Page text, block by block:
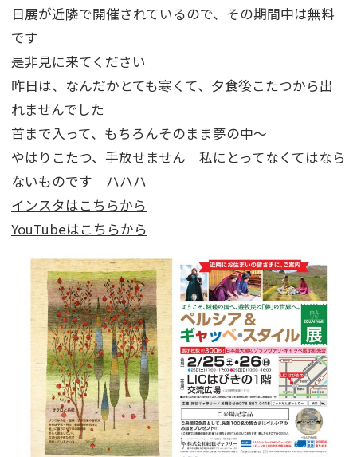
日展が近隣で開催されているので、その期間中は無料
です
是非見に来てください
昨日は、なんだかとても寒くて、夕食後こたつから出
れませんでした
首まで入って、もちろんそのまま夢の中～
やはりこたつ、手放せません 私にとってなくてはなら
ないものです ハハハ
インスタはこちらから
YouTubeはこちらから